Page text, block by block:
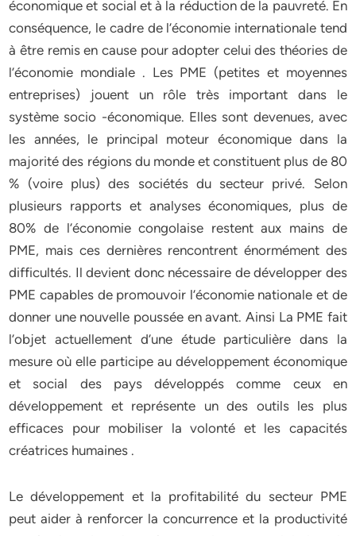
économique et social et à la réduction de la pauvreté. En
conséquence, le cadre de l’économie internationale tend
à être remis en cause pour adopter celui des théories de
l’économie mondiale . Les PME (petites et moyennes
entreprises) jouent un rôle très important dans le
système socio -économique. Elles sont devenues, avec
les années, le principal moteur économique dans la
majorité des régions du monde et constituent plus de 80
% (voire plus) des sociétés du secteur privé. Selon
plusieurs rapports et analyses économiques, plus de
80% de l’économie congolaise restent aux mains de
PME, mais ces dernières rencontrent énormément des
difficultés. Il devient donc nécessaire de développer des
PME capables de promouvoir l’économie nationale et de
donner une nouvelle poussée en avant. Ainsi La PME fait
l’objet actuellement d’une étude particulière dans la
mesure où elle participe au développement économique
et social des pays développés comme ceux en
développement et représente un des outils les plus
efficaces pour mobiliser la volonté et les capacités
créatrices humaines .
Le développement et la profitabilité du secteur PME
peut aider à renforcer la concurrence et la productivité